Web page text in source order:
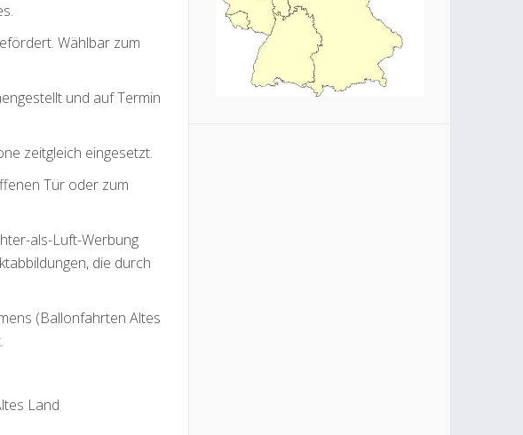
Wählbar zum
und auf Termin
zeitgleich eingesetzt.
Tür oder zum
als-Luft-Werbung
die durch
(Ballonfahrten Altes
Land